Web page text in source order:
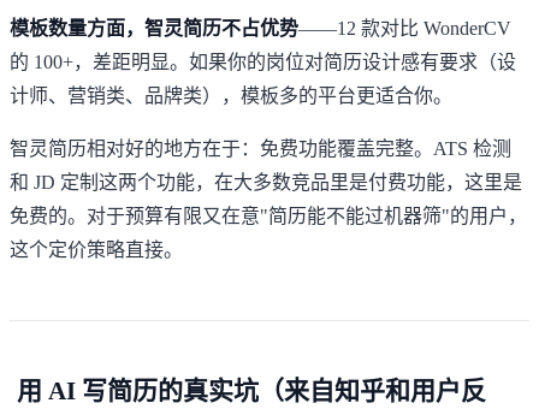
模板数量方面，智灵简历不占优势——12 款对比 WonderCV
的 100+，差距明显。如果你的岗位对简历设计感有要求（设
计师、营销类、品牌类），模板多的平台更适合你。
智灵简历相对好的地方在于：免费功能覆盖完整。ATS 检测
和 JD 定制这两个功能，在大多数竞品里是付费功能，这里是
免费的。对于预算有限又在意"简历能不能过机器筛"的用户，
这个定价策略直接。
用 AI 写简历的真实坑（来自知乎和用户反